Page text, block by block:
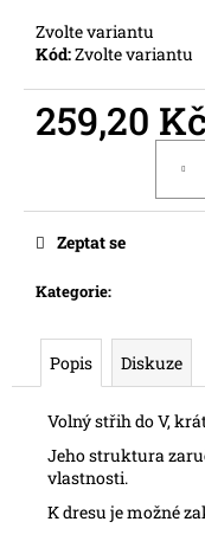
Zvolte variantu
Kód:Zvolte variantu
259,20 Kč
Kategorie:
Zeptat se
Popis Diskuze
Volný střih do V,
Jeho struktura
vlastnosti.
K dresu je možné
e
m